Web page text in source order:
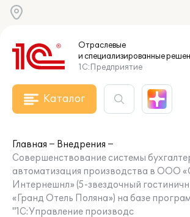
Отраслевые
и специализированные
1С:Предприятие
Каталог
Главная
Внедрения
Совершенствование системы
автоматизация производства в ООО
Интернешнл» (5-звездочный
«Гранд Отель Поляна») на базе
"1С:Управление производс